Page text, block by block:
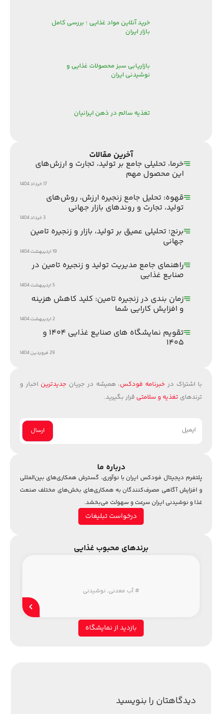
خرید آنلاین مواد غذایی ؛ بررسی کامل
بازار ایران
بازاریابی سبز محصولات غذایی و
نوشیدنی ایران
تغذیه سالم در ذهن ایرانیان
آخرین مقالات
خرما، تحلیلی جامع بر تولید، تجارت و ارزش‌های
این محصول مهم
قهوه: تحلیل جامع زنجیره ارزش، روش‌های
تولید، تجارت و روندهای بازار جهانی
برنج؛ تحلیلی عمیق بر تولید، بازار و زنجیره تامین
جهانی
راهنمای جامع مدیریت تولید و زنجیره تامین در
صنایع غذایی
زمان بندی در زنجیره تامین: کلید کاهش هزینه
و افزایش کارایی شما
تقویم نمایشگاه های صنایع غذایی ۱۴۰۴ و
۱۴۰۵
با اشتراک در خبرنامه فودکس، همیشه در جریانجدیدتریناخبار و
ترندهایتغذیه و سلامتیقرار بگیرید.
درباره ما
پلتفرم دیجیتال فودکس ایران با نوآوری، گسترش همکاری‌های بین‌المللی
و افزایش آگاهی مصرف‌کنندگان به همکاری‌های بخش‌های مختلف صنعت
غذا و نوشیدنی ایران سرعت و سهولت می‌بخشد.
درخواست تبلیغات
برندهای محبوب غذایی
آب معدنی,نوشیدنی
بازدید از نمایشگاه
دیدگاهتان را بنویسید